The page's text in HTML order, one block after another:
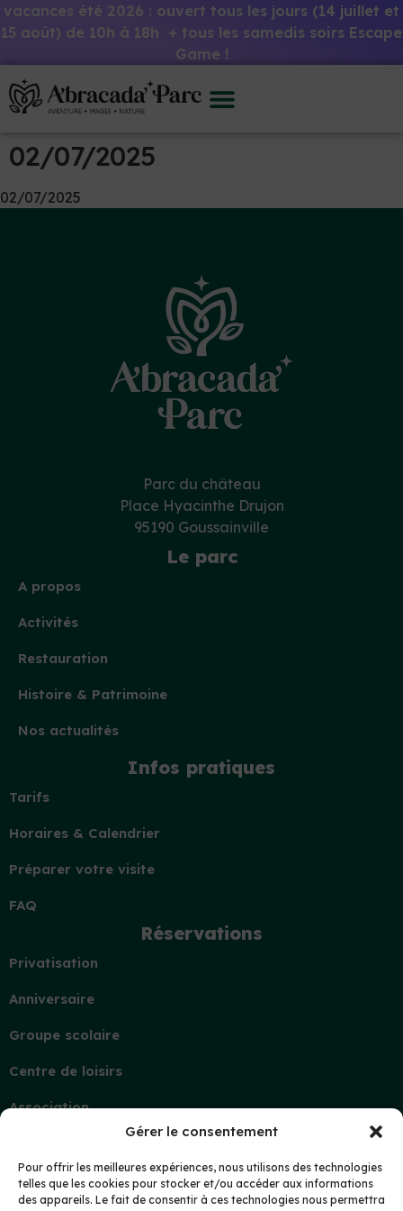
Gérer le consentement
Pour offrir les meilleures expériences, nous utilisons des technologies
telles que les cookies pour stocker et/ou accéder aux informations
des appareils. Le fait de consentir à ces technologies nous permettra
vacances été 2026 : ouvert tous les jours (14 juillet et
15 août) de 10h à 18h + tous les samedis soirs Escape
Game !
02/07/2025
02/07/2025
Parc du château
Place Hyacinthe Drujon
95190 Goussainville
Le parc
A propos
Activités
Restauration
Histoire & Patrimoine
Nos actualités
Infos pratiques
Tarifs
Horaires & Calendrier
Préparer votre visite
FAQ
Réservations
Privatisation
Anniversaire
Groupe scolaire
Centre de loisirs
Association
Demande d’information
Mon compte